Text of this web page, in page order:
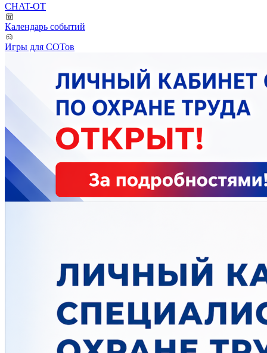
CHAT-OT
Календарь событий
Игры для СОТов